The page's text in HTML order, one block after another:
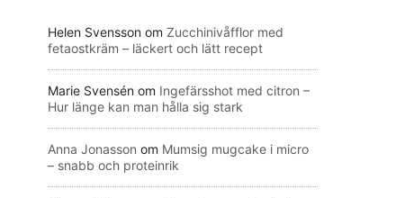
Helen Svensson om Zucchinivåfflor med
fetaostkräm – läckert och lätt recept
Marie Svensén om Ingefärsshot med citron –
Hur länge kan man hålla sig stark
Anna Jonasson om Mumsig mugcake i micro
– snabb och proteinrik